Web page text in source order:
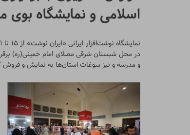
گزارش تصویری| مراسم نماز بر پیکر
گزارش تصویری| مراسم بزرگداشت آقای
اسلامی و نمایشگاه بوی
در محل شبستان شرقی مصلای امام خمینی(ره)
و مدرسه و نیز سوغات استان‌ها به نمایش و